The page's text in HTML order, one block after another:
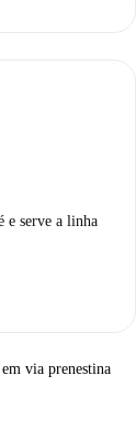
e serve a linha
via prenestina